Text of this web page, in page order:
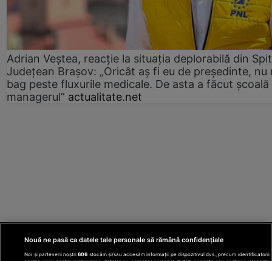
Adrian Veștea, reacție la situația deplorabilă din
Județean Brașov: „Oricât aș fi eu de președinte, nu
bag peste fluxurile medicale. De asta a făcut școală
managerul” actualitate.net
Nouă ne pasă ca datele tale personale să rămână confidențiale
Noi și partenerii noștri606 stocăm și/sau accesăm informații pe dispozitivul dvs., precum identificatorii